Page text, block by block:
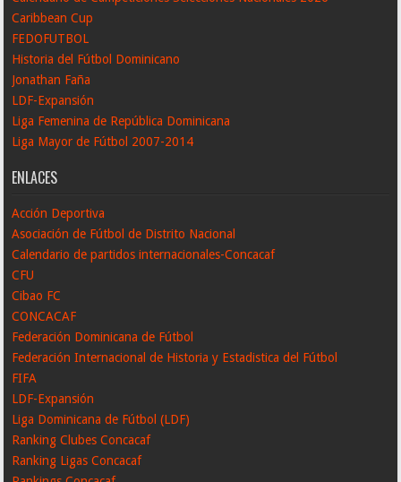
Caribbean Cup
FEDOFUTBOL
Historia del Fútbol Dominicano
Jonathan Faña
LDF-Expansión
Liga Femenina de República Dominicana
Liga Mayor de Fútbol 2007-2014
ENLACES
Acción Deportiva
Asociación de Fútbol de Distrito Nacional
Calendario de partidos internacionales-Concacaf
CFU
Cibao FC
CONCACAF
Federación Dominicana de Fútbol
Federación Internacional de Historia y Estadistica del Fútbol
FIFA
LDF-Expansión
Liga Dominicana de Fútbol (LDF)
Ranking Clubes Concacaf
Ranking Ligas Concacaf